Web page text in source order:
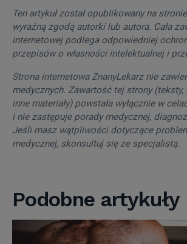
Ten artykuł został opublikowany na
wyraźną zgodą autorki lub autora. Cała
internetowej podlega odpowiedniej
przepisów o własności intelektualnej i
Strona internetowa ZnanyLekarz nie
medycznych. Zawartość tej strony
inne materiały) powstała wyłącznie w
i nie zastępuje porady medycznej,
Jeśli masz wątpliwości dotyczące
medycznej, skonsultuj się ze specjalistą.
Podobne artykuły